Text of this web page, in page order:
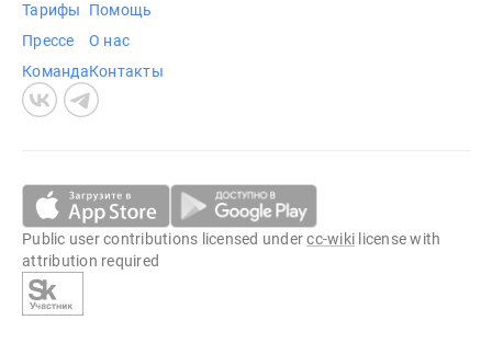
Тарифы
Прессе
Команда
Помощь
О нас
Контакты
Public user contributions licensed undercc-wiki license with
attribution required